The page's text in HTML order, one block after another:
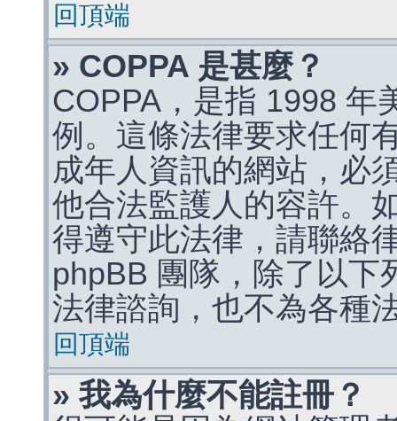
回頂端
» COPPA 是甚麼？
COPPA，是指 1998 年
例。這條法律要求任何
成年人資訊的網站，必
他合法監護人的容許。
得遵守此法律，請聯絡
phpBB 團隊，除了以下
法律諮詢，也不為各種
回頂端
» 我為什麼不能註冊？